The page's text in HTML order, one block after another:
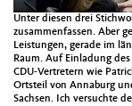
Unter diesen drei
zusammenfassen. Aber
Leistungen, gerade im
Raum. Auf Einladung
CDU-Vertretern wie
Ortsteil von Annaburg
Sachsen. Ich versuchte